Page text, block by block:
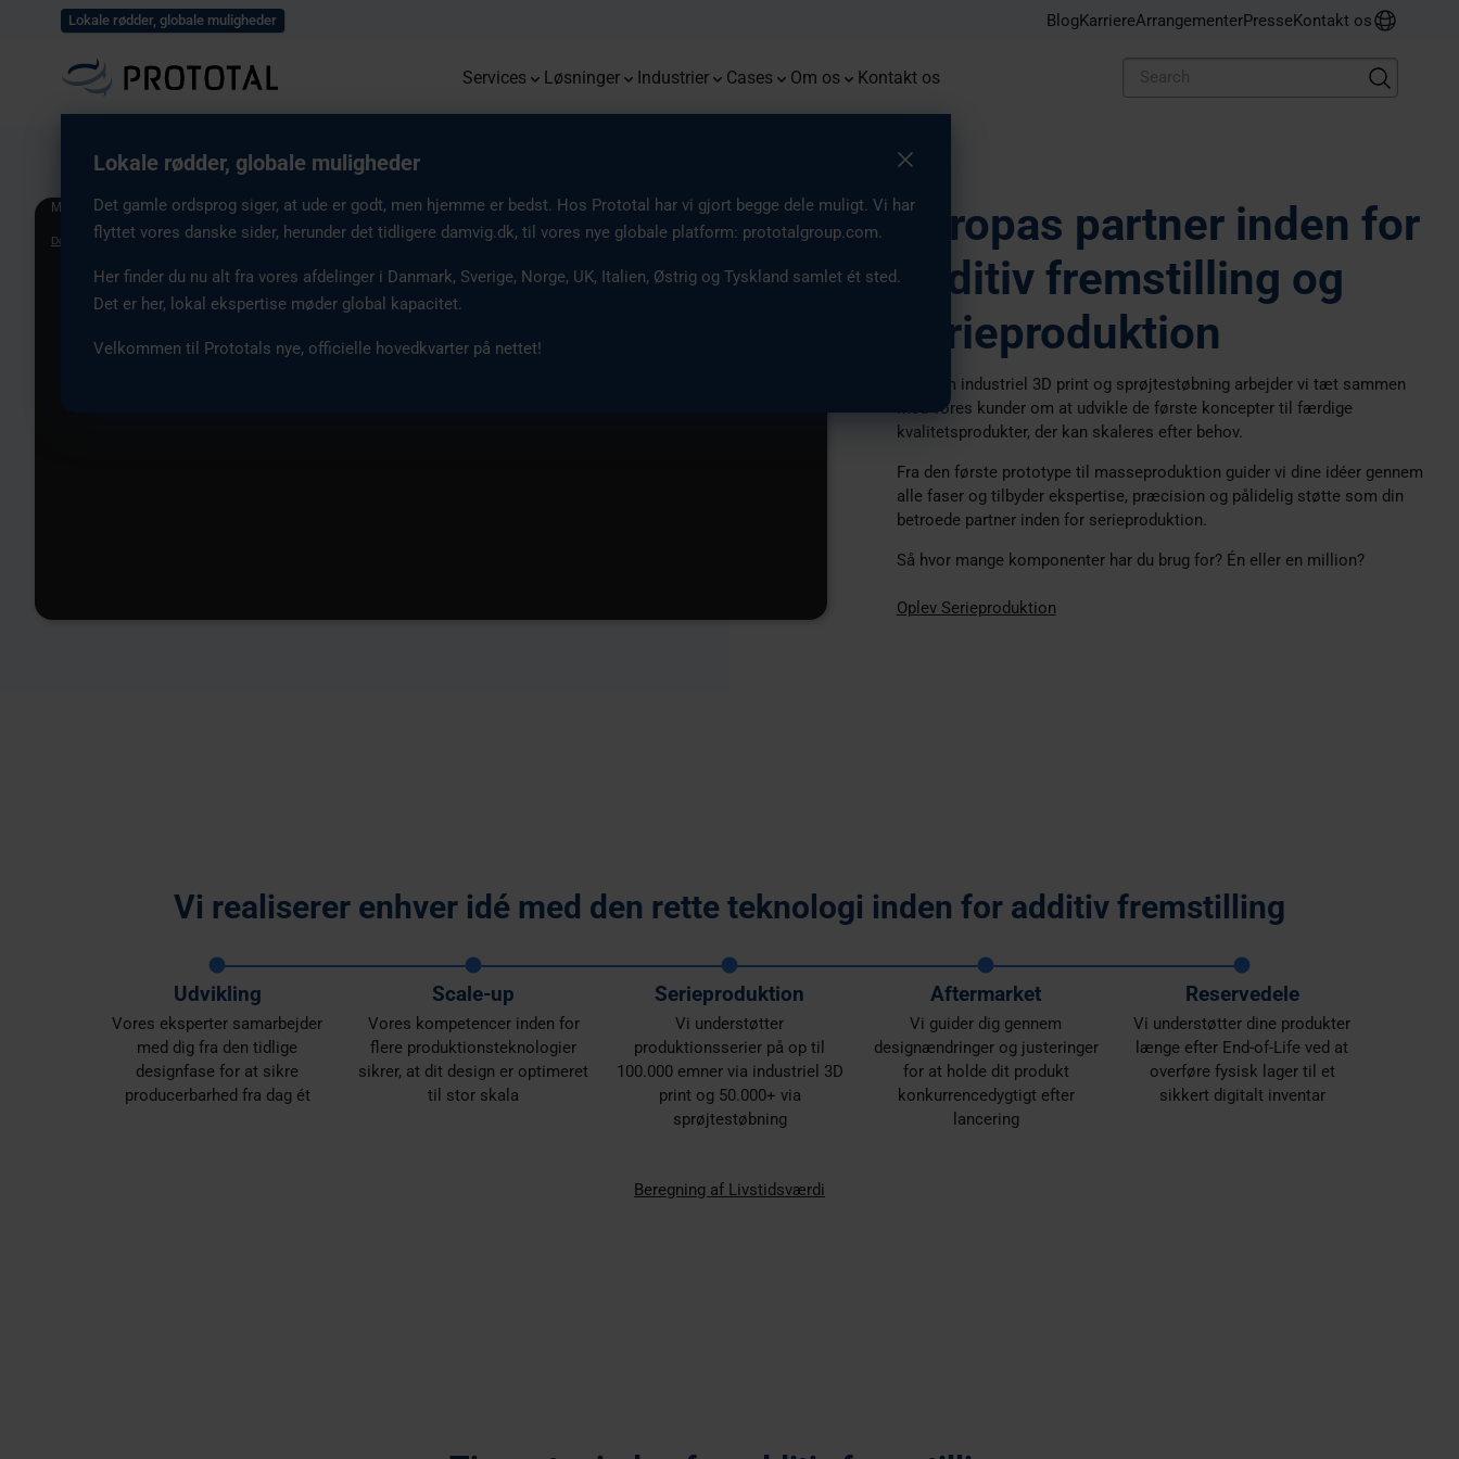
Lokale rødder, globale muligheder BlogKarriereArrangementerPresseKontakt os
Services Løsninger
End-to-end emballageløsning med
tilpassede produktionskapaciteter
Industrier
Muliggør kreativt design med
innovative produktionsteknologier
Cases
Fra 3D print til sprøjtestøbning
Om os
Prototal Group
Vi er en del af Prototal Group,
Kontakt os
Lokale rødder, globale muligheder
Det gamle ordsprog siger, at ude er godt, men hjemme er bedst. Hos Prototal har vi gjort begge dele muligt. Vi har
flyttet vores danske sider, herunder det tidligere damvig.dk, til vores nye globale platform: prototalgroup.com.
Her finder du nu alt fra vores afdelinger i Danmark, Sverige, Norge, UK, Italien, Østrig og Tyskland samlet ét sted.
Det er her, lokal ekspertise møder global kapacitet.
Velkommen til Prototals nye, officielle hovedkvarter på nettet!
Video
Player
Media error: Format(s) not supported or source(s) not found
Download File: https://prototalgroup.com/app/uploads/2026/01/prototal_hero_front_page_video.mp4?_=1
Europas partner inden for
additiv fremstilling og
serieproduktion
Gennem industriel 3D print og sprøjtestøbning arbejder vi tæt sammen
med vores kunder om at udvikle de første koncepter til færdige
kvalitetsprodukter, der kan skaleres efter behov.
Fra den første prototype til masseproduktion guider vi dine idéer gennem
alle faser og tilbyder ekspertise, præcision og pålidelig støtte som din
betroede partner inden for serieproduktion.
Så hvor mange komponenter har du brug for? Én eller en million?
Oplev Serieproduktion
Vi realiserer enhver idé med den rette teknologi inden for additiv fremstilling
Udvikling
Vores eksperter samarbejder
med dig fra den tidlige
designfase for at sikre
producerbarhed fra dag ét
Scale-up
Vores kompetencer inden for
flere produktionsteknologier
sikrer, at dit design er optimeret
til stor skala
Serieproduktion
Vi understøtter
produktionsserier på op til
100.000 emner via industriel 3D
print og 50.000+ via
sprøjtestøbning
Aftermarket
Vi guider dig gennem
designændringer og justeringer
for at holde dit produkt
konkurrencedygtigt efter
lancering
Reservedele
Vi understøtter dine produkter
længe efter End-of-Life ved at
overføre fysisk lager til et
sikkert digitalt inventar
Beregning af Livstidsværdi